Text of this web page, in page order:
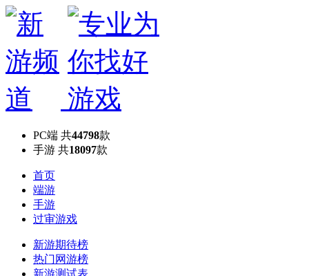
PC端 共44798款
手游 共18097款
首页
端游
手游
过审游戏
新游期待榜
热门网游榜
新游测试表